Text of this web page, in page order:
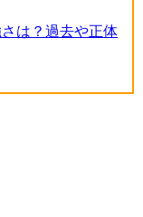
は？過去や正体